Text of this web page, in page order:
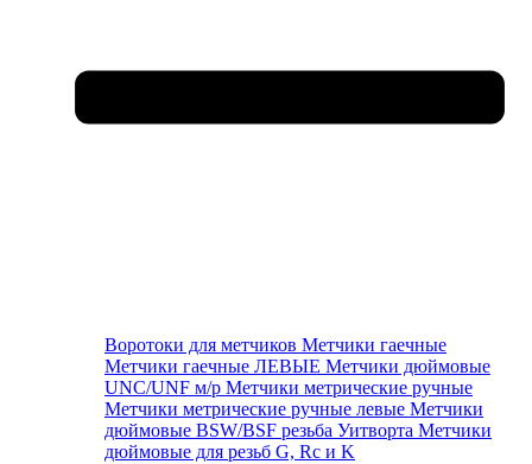
Воротоки для метчиков Метчики гаечные
Метчики гаечные ЛЕВЫЕ Метчики дюймовые
UNC/UNF м/р Метчики метрические ручные
Метчики метрические ручные левые Метчики
дюймовые BSW/BSF резьба Уитворта Метчики
дюймовые для резьб G, Rc и K